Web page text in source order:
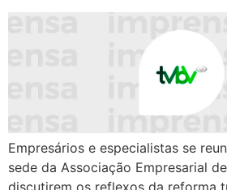
Empresários e especialistas se
sede da Associação Empresarial